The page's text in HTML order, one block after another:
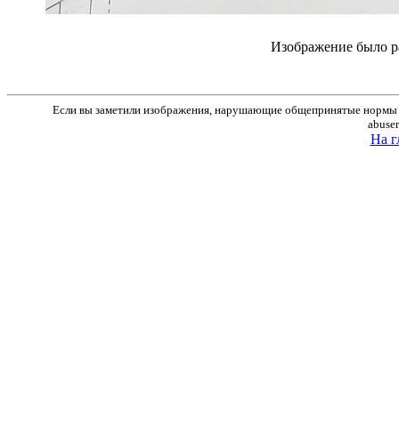
Изображение было
Если вы заметили изображения, нарушающие общепринятые нормы
На